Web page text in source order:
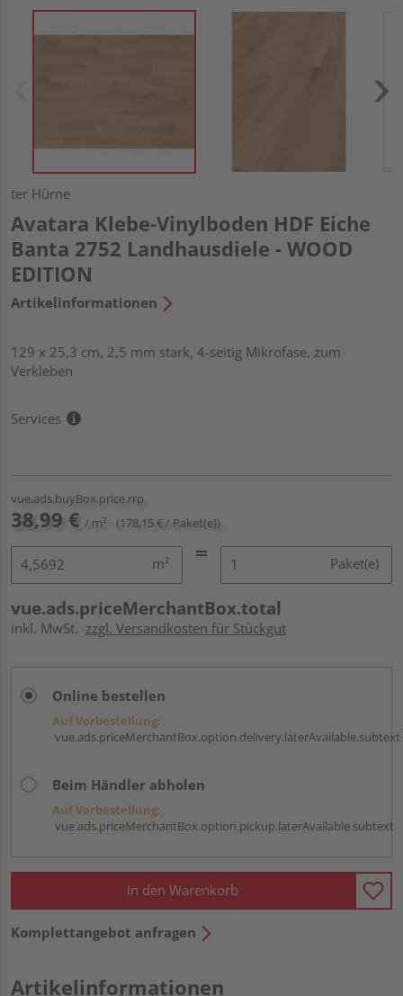
ter Hürne
Avatara Klebe-Vinylboden HDF Eiche
Banta 2752 Landhausdiele - WOOD
EDITION
Artikelinformationen
129 x 25,3 cm, 2,5 mm stark, 4-seitig Mikrofase, zum
Verkleben
Services
vue.ads.buyBox.price.rrp
38,99 € / m² (178,15 € / Paket(e))
m² Paket(e)
vue.ads.priceMerchantBox.total
inkl. MwSt. zzgl. Versandkosten für Stückgut
Online bestellen
Auf Vorbestellung:
vue.ads.priceMerchantBox.option.delivery.laterAvailable.subtext
Beim Händler abholen
Auf Vorbestellung:
vue.ads.priceMerchantBox.option.pickup.laterAvailable.subtext
In den Warenkorb
Komplettangebot anfragen
Artikelinformationen